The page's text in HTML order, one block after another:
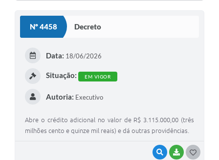
Nº 4458 Decreto
VISUALIZAR
BAIXAR
Data: 18/06/2026
Situação: EM VIGOR
Autoria: Executivo
Abre o crédito adicional no valor de R$ 3.115.000,00 (três
milhões cento e quinze mil reais) e dá outras providências.